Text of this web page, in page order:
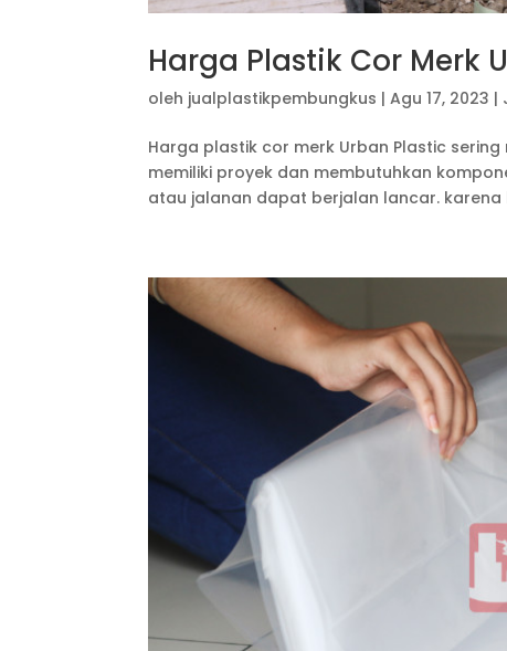
Harga Plastik Cor Merk
oleh jualplastikpembungkus |Agu 17, 2023 |
Harga plastik cor merk Urban Plastic
memiliki proyek dan membutuhkan
atau jalanan dapat berjalan lancar. karena